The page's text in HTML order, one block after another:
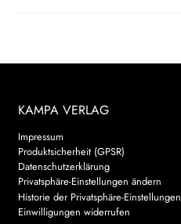
KAMPA VERLAG
Impressum
Produktsicherheit (GPSR)
Datenschutzerklärung
Privatsphäre-Einstellungen ändern
Historie der Privatsphäre-Einstellungen
Einwilligungen widerrufen